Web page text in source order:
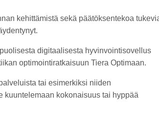
kehittämistä sekä päätöksentekoa
digitaalisesta hyvinvointisovellus
optimointiratkaisuun Tiera Optimaan.
tai esimerkiksi niiden
kuuntelemaan kokonaisuus tai hyppää